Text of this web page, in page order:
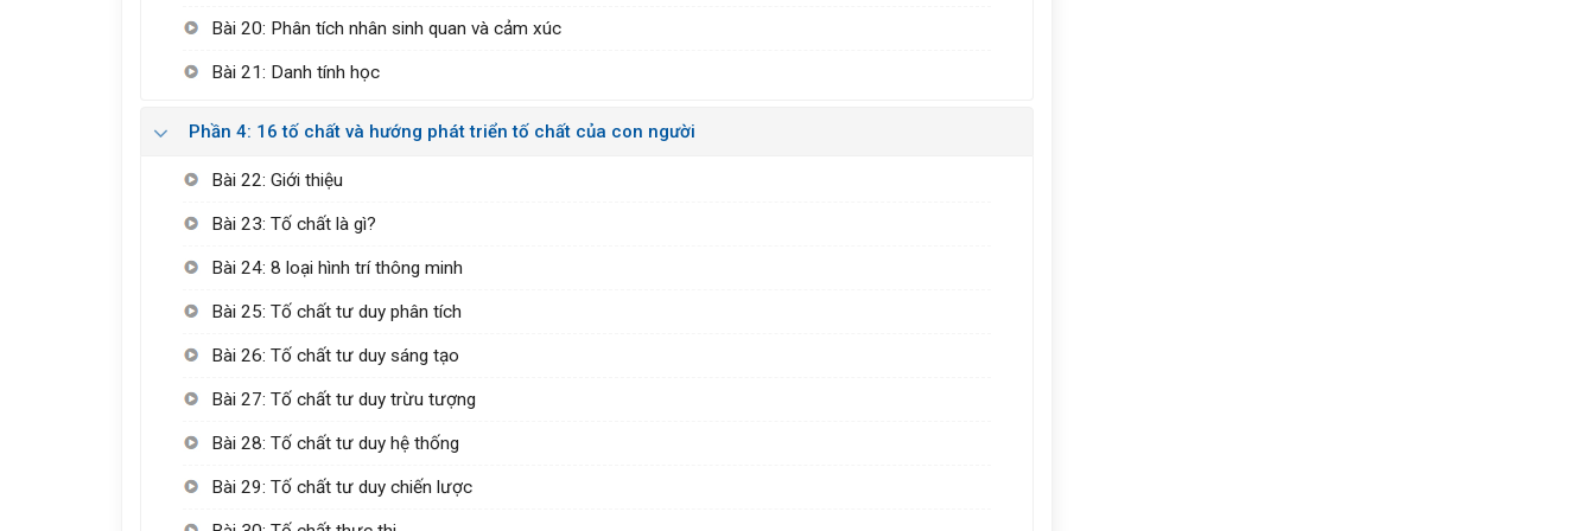
Bài 20: Phân tích nhân sinh quan và cảm xúc
Bài 21: Danh tính học
Phần 4: 16 tố chất và hướng phát triển tố chất của con người
Bài 22: Giới thiệu
Bài 23: Tố chất là gì?
Bài 24: 8 loại hình trí thông minh
Bài 25: Tố chất tư duy phân tích
Bài 26: Tố chất tư duy sáng tạo
Bài 27: Tố chất tư duy trừu tượng
Bài 28: Tố chất tư duy hệ thống
Bài 29: Tố chất tư duy chiến lược